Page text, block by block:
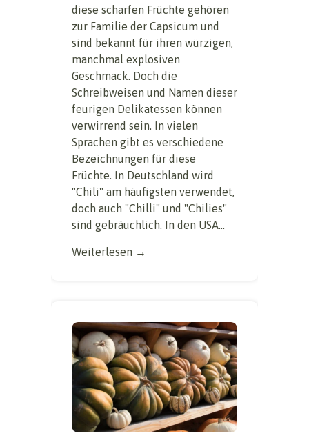
diese scharfen Früchte gehören
zur Familie der Capsicum und
sind bekannt für ihren würzigen,
manchmal explosiven
Geschmack. Doch die
Schreibweisen und Namen dieser
feurigen Delikatessen können
verwirrend sein. In vielen
Sprachen gibt es verschiedene
Bezeichnungen für diese
Früchte. In Deutschland wird
"Chili" am häufigsten verwendet,
doch auch "Chilli" und "Chilies"
sind gebräuchlich. In den USA...
Weiterlesen →